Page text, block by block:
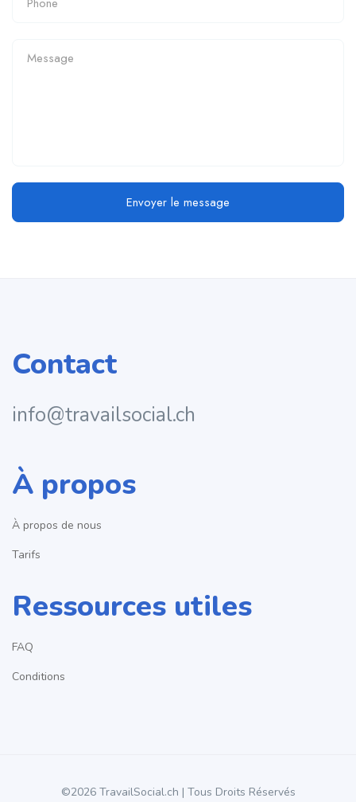
Envoyer le message
Contact
info@travailsocial.ch
À propos
À propos de nous
Tarifs
Ressources utiles
FAQ
Conditions
©2026 TravailSocial.ch | Tous Droits Réservés